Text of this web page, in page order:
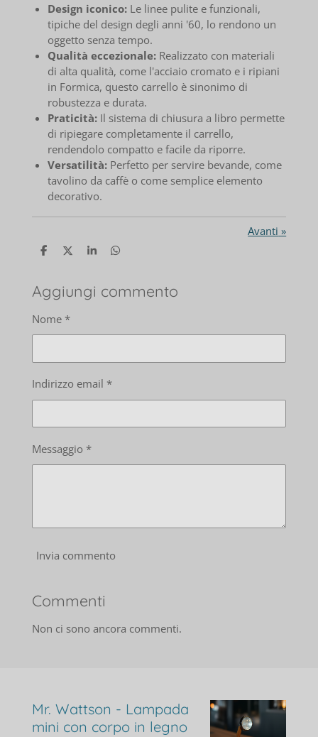
Design iconico: Le linee pulite e funzionali,
tipiche del design degli anni '60, lo rendono un
oggetto senza tempo.
Qualità eccezionale: Realizzato con materiali
di alta qualità, come l'acciaio cromato e i ripiani
in Formica, questo carrello è sinonimo di
robustezza e durata.
Praticità: Il sistema di chiusura a libro permette
di ripiegare completamente il carrello,
rendendolo compatto e facile da riporre.
Versatilità: Perfetto per servire bevande, come
tavolino da caffè o come semplice elemento
decorativo.
Avanti »
C
d
i
i
C
d
i
i
C
d
i
C
d
i
Aggiungi commento
Nome *
Indirizzo email *
Messaggio *
Invia commento
Commenti
Non ci sono ancora commenti.
Mr. Wattson - Lampada
mini con corpo in legno